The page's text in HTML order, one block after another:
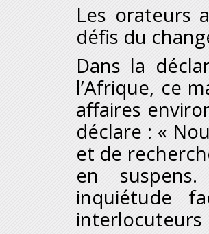
Les orateurs
défis du
Dans la
l’Afrique, ce
affaires
déclare : «
et de
en
inquiétude